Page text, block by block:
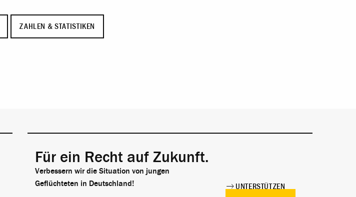
ZAHLEN & STATISTIKEN
Für ein Recht auf Zukunft.
Verbessern wir die Situation von jungen
Geflüchteten in Deutschland!
UNTERSTÜTZEN